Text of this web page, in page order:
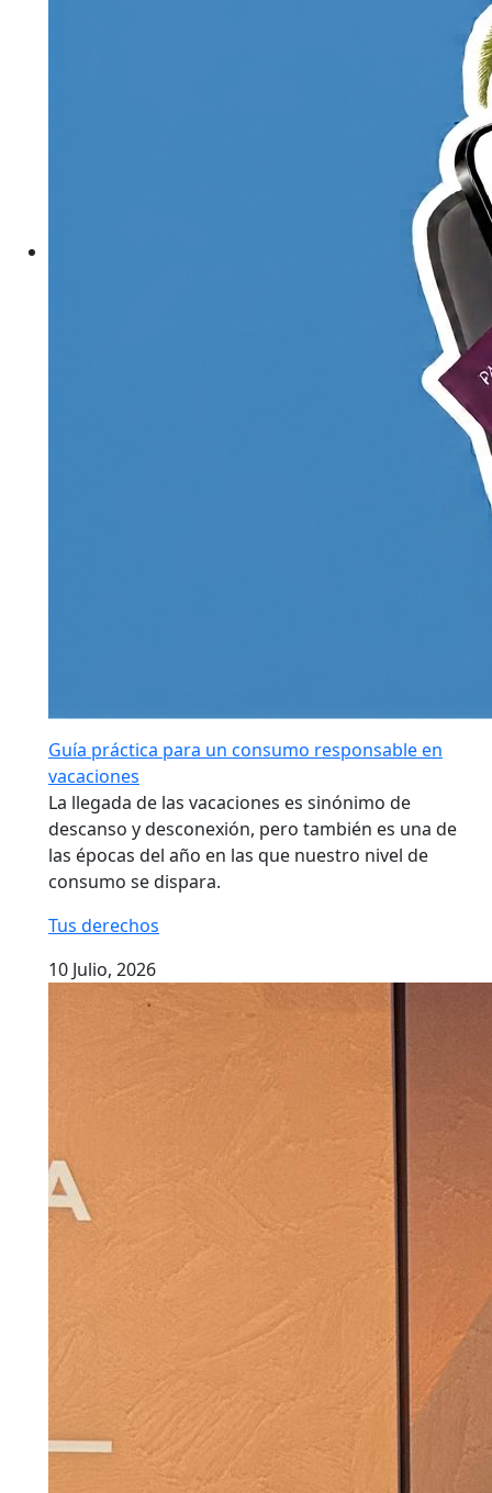
Guía práctica para un consumo responsable en
vacaciones
La llegada de las vacaciones es sinónimo de
descanso y desconexión, pero también es una de
las épocas del año en las que nuestro nivel de
consumo se dispara.
Tus derechos
10 Julio, 2026